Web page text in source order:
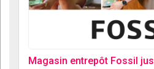
Magasin entrepôt Fossil